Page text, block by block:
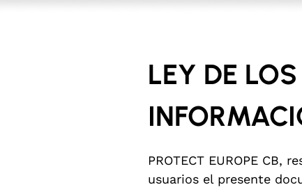
LEY DE
PROTECT EUROPE
usuarios el presente